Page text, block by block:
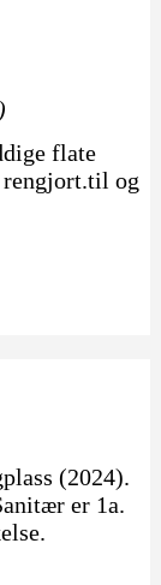
flate
rengjort.til og
(2024).
er 1a.